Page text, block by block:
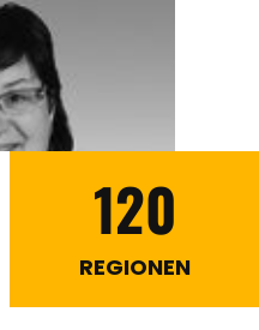
120
REGIONEN